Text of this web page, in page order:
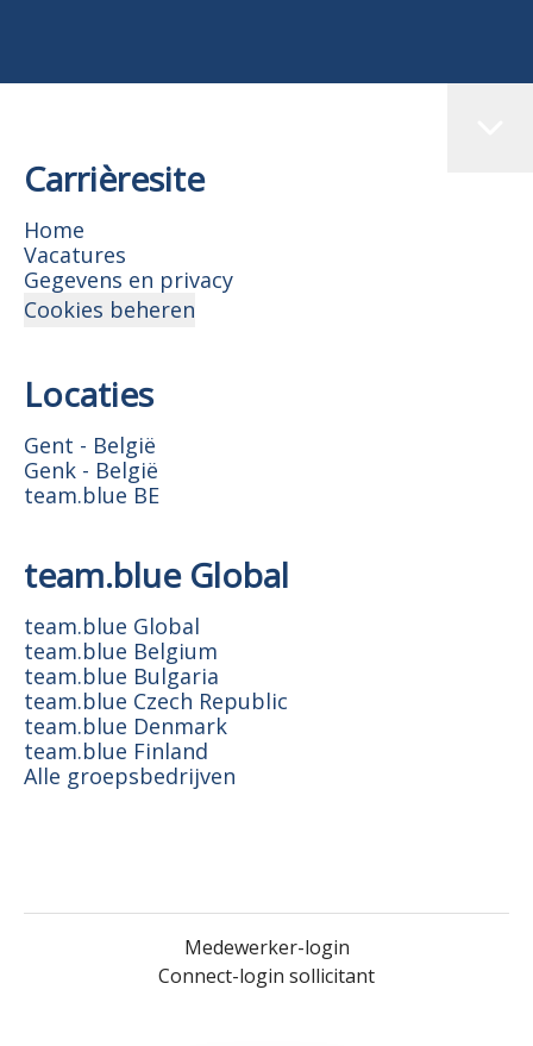
Carrièresite
Home
Vacatures
Gegevens en privacy
Cookies beheren
Locaties
Gent - België
Genk - België
team.blue BE
team.blue Global
team.blue Global
team.blue Belgium
team.blue Bulgaria
team.blue Czech Republic
team.blue Denmark
team.blue Finland
Alle groepsbedrijven
Medewerker-login
Connect-login sollicitant